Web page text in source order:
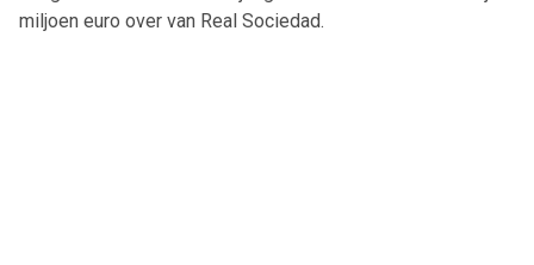
miljoen euro over van Real Sociedad.